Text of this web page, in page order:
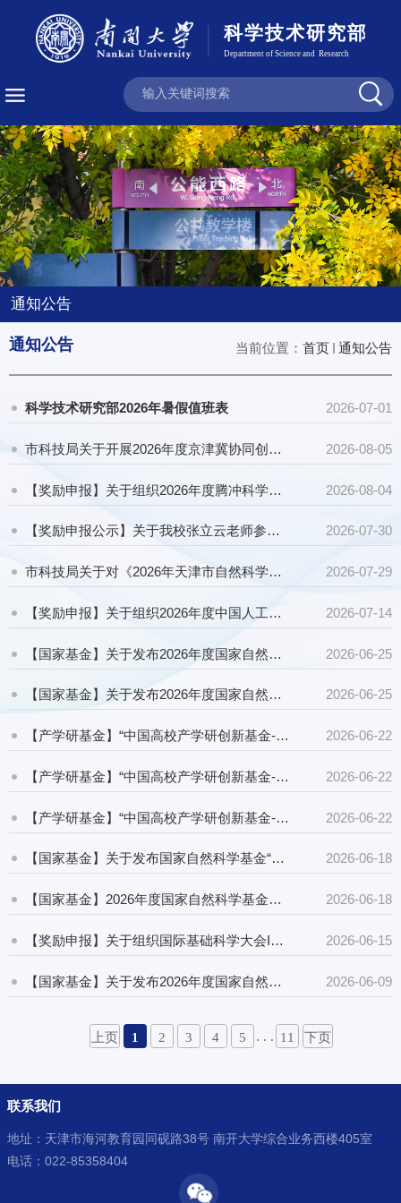
通知公告
当前位置： 首页 通知公告
通知公告
科学技术研究部2026年暑假值班表 2026-07-01
市科技局关于开展2026年度京津冀协同创新项目申报工作的通知 2026-08-05
【奖励申报】关于组织2026年度腾冲科学大奖的申报通知 2026-08-04
【奖励申报公示】关于我校张立云老师参与申报中国产学研合作促进会科技创新奖（创新成果奖）的公示 2026-07-30
市科技局关于对《2026年天津市自然科学基金联合基金项目指南（征求意见稿）》征求意见的通知 2026-07-29
【奖励申报】关于组织2026年度中国人工智能学会吴文俊人工智能科学技术奖的申报通知 2026-07-14
【国家基金】关于发布2026年度国家自然科学基金生态环境联合基金项目指南的通告 2026-06-25
【国家基金】关于发布2026年度国家自然科学基金委员会-湖北省“联合基金量子重大专项”项目指南的通告 2026-06-25
【产学研基金】“中国高校产学研创新基金-未来教育专项”申请指南 2026-06-22
【产学研基金】“中国高校产学研创新基金-多医云在线医疗数字化专项（二期）”申请指南 2026-06-22
【产学研基金】“中国高校产学研创新基金-云中大学项目（三期）”申请指南 2026-06-22
【国家基金】关于发布国家自然科学基金“十五五”第一批重大项目指南的通告 2026-06-18
【国家基金】2026年度国家自然科学基金委员会与国际应用系统分析学会学术会议项目指南 2026-06-18
【奖励申报】关于组织国际基础科学大会ICBS创新科学奖（ICBS Innovation Award）的申报通知 2026-06-15
【国家基金】关于发布2026年度国家自然科学基金民营企业创新发展联合基金项目指南（第二批）的通告 2026-06-09
上页 1 2 3 4 5 . . . 11 下页
联系我们
地址：天津市海河教育园同砚路38号 南开大学综合业务西楼405室
电话：022-85358404